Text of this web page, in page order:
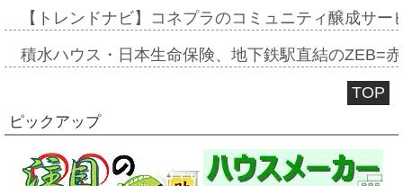
【トレンドナビ】コネプラのコミュニティ醸成サ
積水ハウス・日本生命保険、地下鉄駅直結のZEB=
TOP
ピックアップ